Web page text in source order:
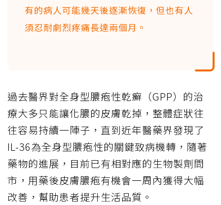
有的病人可能幾天後逐漸恢復，但也有人
須忍耐劇烈疼痛長達兩個月。
過去醫界對全身型膿疱性乾癬（GPP）的治
療大多只能讓化膿的皮膚乾掉，整體症狀往
往容易持續一陣子，直到近年醫藥界發現了
IL-36為全身型膿疱性的關鍵致病機轉，隨著
藥物的進展，目前已有相對應的生物製劑問
市，用藥後皮膚膿疱有機會一周內獲得大幅
改善，幫助患者提升生活品質。